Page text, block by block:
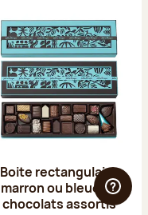
Boite rectangulaire
marron ou bleue 23
chocolats assortis